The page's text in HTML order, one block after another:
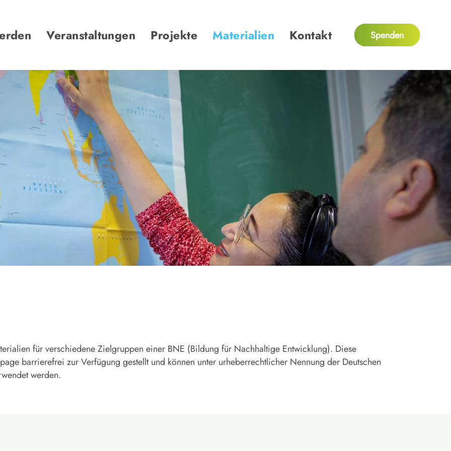
Veranstaltungen Projekte Materialien Kontakt Spenden
für verschiedene Zielgruppen einer BNE (Bildung für Nachhaltige Entwicklung). Diese
barrierefrei zur Verfügung gestellt und können unter urheberrechtlicher Nennung der Deutschen
werden.